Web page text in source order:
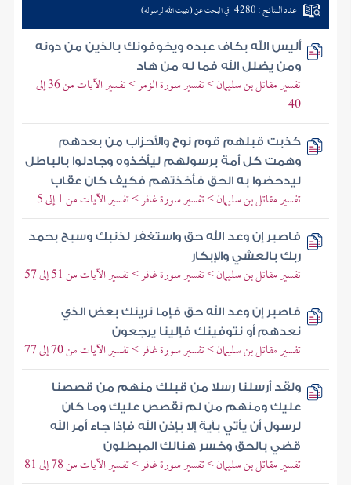
عدد النتائج : 4280 في البحث عن (تثبيت الله لرسوله)
أليس الله بكاف عبده ويخوفونك بالذين من دونه
ومن يضلل الله فما له من هاد
تفسير مقاتل بن سليمان > تفسير سورة الزمر > تفسير الآيات من 36 إلى
40
كذبت قبلهم قوم نوح والأحزاب من بعدهم
وهمت كل أمة برسولهم ليأخذوه وجادلوا بالباطل
ليدحضوا به الحق فأخذتهم فكيف كان عقاب
تفسير مقاتل بن سليمان > تفسير سورة غافر > تفسير الآيات من 1 إلى 5
فاصبر إن وعد الله حق واستغفر لذنبك وسبح بحمد
ربك بالعشي والإبكار
تفسير مقاتل بن سليمان > تفسير سورة غافر > تفسير الآيات من 51 إلى 57
فاصبر إن وعد الله حق فإما نرينك بعض الذي
نعدهم أو نتوفينك فإلينا يرجعون
تفسير مقاتل بن سليمان > تفسير سورة غافر > تفسير الآيات من 70 إلى 77
ولقد أرسلنا رسلا من قبلك منهم من قصصنا
عليك ومنهم من لم نقصص عليك وما كان
لرسول أن يأتي بآية إلا بإذن الله فإذا جاء أمر الله
قضي بالحق وخسر هنالك المبطلون
تفسير مقاتل بن سليمان > تفسير سورة غافر > تفسير الآيات من 78 إلى 81